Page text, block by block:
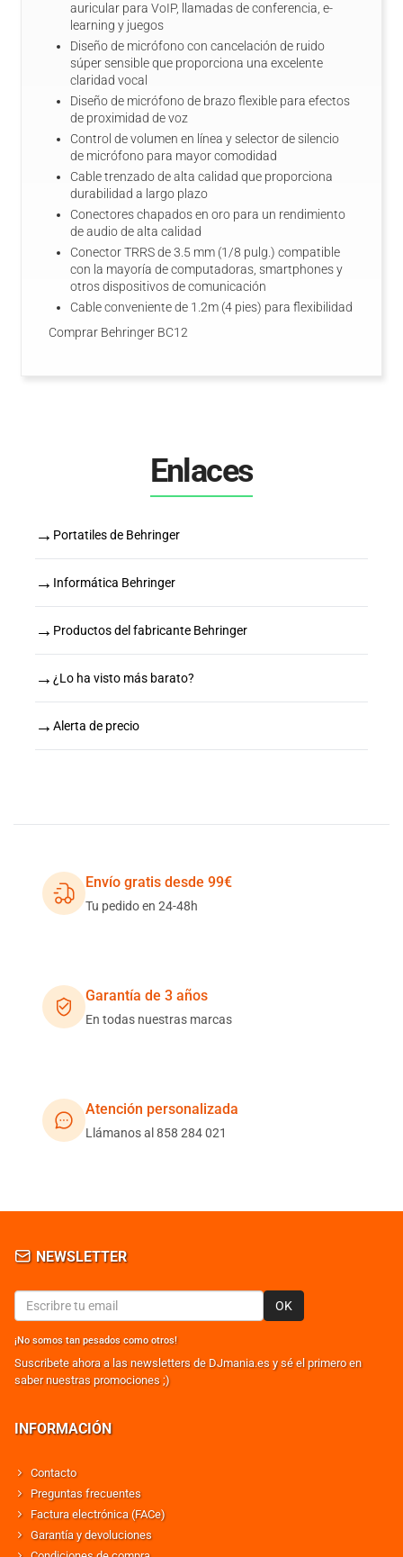
auricular para VoIP, llamadas de conferencia, e-
learning y juegos
Diseño de micrófono con cancelación de ruido
súper sensible que proporciona una excelente
claridad vocal
Diseño de micrófono de brazo flexible para efectos
de proximidad de voz
Control de volumen en línea y selector de silencio
de micrófono para mayor comodidad
Cable trenzado de alta calidad que proporciona
durabilidad a largo plazo
Conectores chapados en oro para un rendimiento
de audio de alta calidad
Conector TRRS de 3.5 mm (1/8 pulg.) compatible
con la mayoría de computadoras, smartphones y
otros dispositivos de comunicación
Cable conveniente de 1.2m (4 pies) para flexibilidad
Comprar Behringer BC12
Enlaces
→ Portatiles de Behringer
→ Informática Behringer
→ Productos del fabricante Behringer
→ ¿Lo ha visto más barato?
→ Alerta de precio
Envío gratis desde 99€
Tu pedido en 24-48h
Garantía de 3 años
En todas nuestras marcas
Atención personalizada
Llámanos al 858 284 021
NEWSLETTER
OK
¡No somos tan pesados como otros!
Suscribete ahora a las newsletters de DJmania.es y sé el primero en
saber nuestras promociones ;)
INFORMACIÓN
Contacto
Preguntas frecuentes
Factura electrónica (FACe)
Garantía y devoluciones